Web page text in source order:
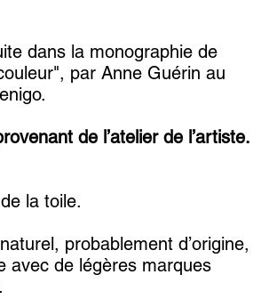
dans la monographie de
par Anne Guérin au
de l’atelier de l’artiste.
la toile.
probablement d’origine,
avec de légères marques